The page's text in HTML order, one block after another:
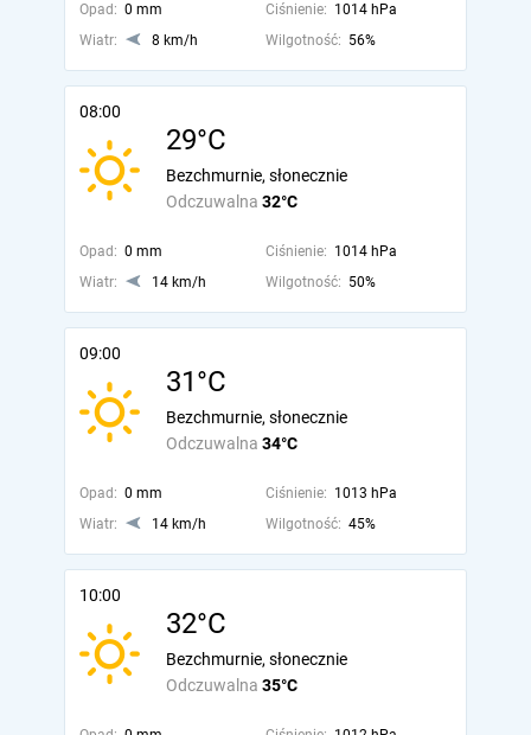
Opad: 0 mm Ciśnienie: 1014 hPa
Wiatr:
8 km/h Wilgotność: 56%
08:00
29°C
Odczuwalna 32°C
Bezchmurnie, słonecznie
Opad: 0 mm Ciśnienie: 1014 hPa
Wiatr:
14 km/h Wilgotność: 50%
09:00
31°C
Odczuwalna 34°C
Bezchmurnie, słonecznie
Opad: 0 mm Ciśnienie: 1013 hPa
Wiatr:
14 km/h Wilgotność: 45%
10:00
32°C
Odczuwalna 35°C
Bezchmurnie, słonecznie